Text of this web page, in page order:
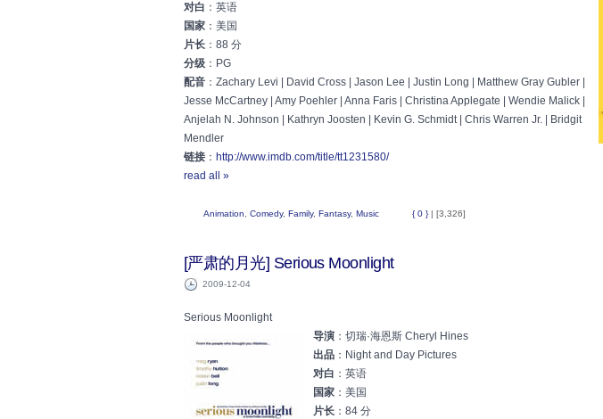
对白 ：英语
国家 ：美国
片长 ：88 分
分级 ：PG
配音 ：Zachary Levi | David Cross | Jason Lee | Justin Long | Matthew Gray Gubler |
Jesse McCartney | Amy Poehler | Anna Faris | Christina Applegate | Wendie Malick |
Anjelah N. Johnson | Kathryn Joosten | Kevin G. Schmidt | Chris Warren Jr. | Bridgit
Mendler
链接 ： http://www.imdb.com/title/tt1231580/
read all »
Animation Comedy, Family, Fantasy, Music { 0 } | [3,326]
[严肃的月光] Serious Moonlight
2009-12-04
Serious Moonlight
导演 ：切瑞·海恩斯 Cheryl Hines
出品 ：Night and Day Pictures
对白 ：英语
国家 ：美国
片长 ：84 分